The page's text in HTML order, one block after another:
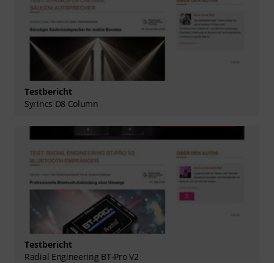
Testbericht
Syrincs D8 Column
Testbericht
Radial Engineering BT-Pro V2